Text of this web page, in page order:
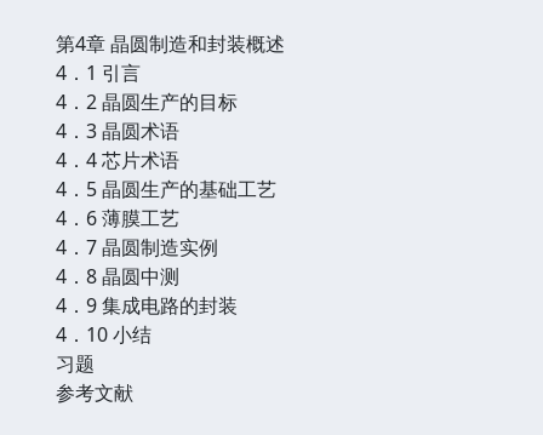
第4章 晶圆制造和封装概述
4．1 引言
4．2 晶圆生产的目标
4．3 晶圆术语
4．4 芯片术语
4．5 晶圆生产的基础工艺
4．6 薄膜工艺
4．7 晶圆制造实例
4．8 晶圆中测
4．9 集成电路的封装
4．10 小结
习题
参考文献